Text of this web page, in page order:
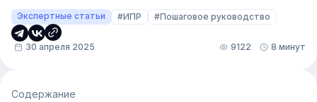
Экспертные статьи #ИПР #Пошаговое руководство
30 апреля 2025 9122 8 минут
Содержание